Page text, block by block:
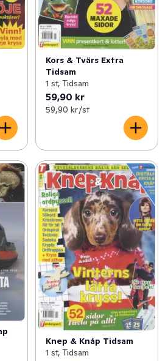
Kors & Tvärs Extra
Tidsam
1 st, Tidsam
59,90 kr
59,90 kr /st
Knep & Knåp Tidsam
1 st, Tidsam